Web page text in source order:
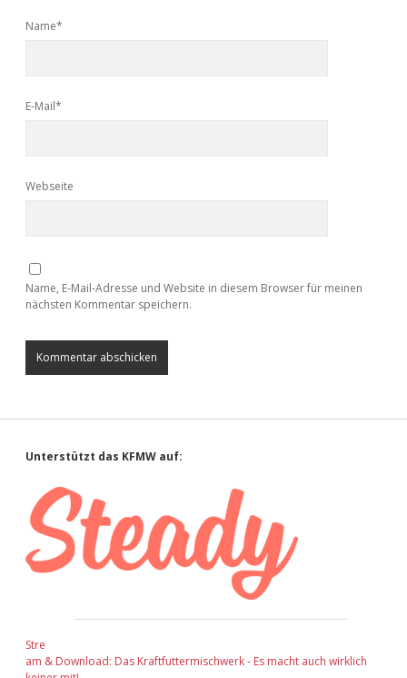
Name*
E-Mail*
Webseite
Name, E-Mail-Adresse und Website in diesem Browser für meinen
nächsten Kommentar speichern.
Sidebar
Unterstützt das KFMW auf:
Stre
am & Download: Das Kraftfuttermischwerk - Es macht auch wirklich